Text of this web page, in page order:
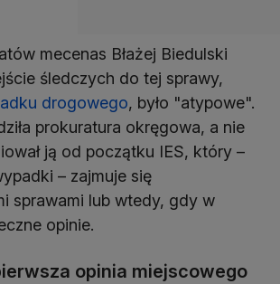
mecenas Błażej Biedulski
śledczych do tej sprawy,
drogowego, było "atypowe".
prokuratura okręgowa, a nie
ją od początku IES, który –
– zajmuje się
sprawami lub wtedy, gdy w
opinie.
opinia miejscowego